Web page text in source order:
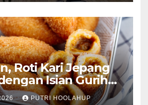
Roti Kari Jepang
Isian Gurih
PUTRI HOOLAHUP